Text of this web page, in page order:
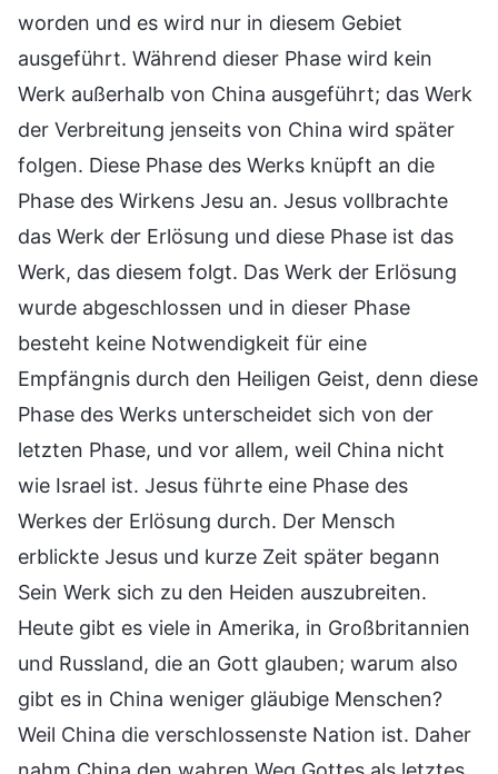
worden und es wird nur in diesem Gebiet
ausgeführt. Während dieser Phase wird kein
Werk außerhalb von China ausgeführt; das Werk
der Verbreitung jenseits von China wird später
folgen. Diese Phase des Werks knüpft an die
Phase des Wirkens Jesu an. Jesus vollbrachte
das Werk der Erlösung und diese Phase ist das
Werk, das diesem folgt. Das Werk der Erlösung
wurde abgeschlossen und in dieser Phase
besteht keine Notwendigkeit für eine
Empfängnis durch den Heiligen Geist, denn diese
Phase des Werks unterscheidet sich von der
letzten Phase, und vor allem, weil China nicht
wie Israel ist. Jesus führte eine Phase des
Werkes der Erlösung durch. Der Mensch
erblickte Jesus und kurze Zeit später begann
Sein Werk sich zu den Heiden auszubreiten.
Heute gibt es viele in Amerika, in Großbritannien
und Russland, die an Gott glauben; warum also
gibt es in China weniger gläubige Menschen?
Weil China die verschlossenste Nation ist. Daher